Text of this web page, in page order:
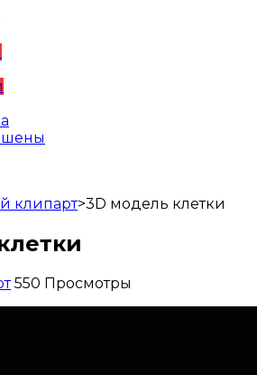
клипарт>3D модель клетки
550 Просмотры